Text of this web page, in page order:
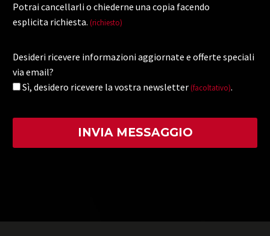
Potrai cancellarli o chiederne una copia facendo
esplicita richiesta. (richiesto)
Desideri ricevere informazioni aggiornate e offerte speciali
via email?
Sì, desidero ricevere la vostra newsletter (facoltativo).